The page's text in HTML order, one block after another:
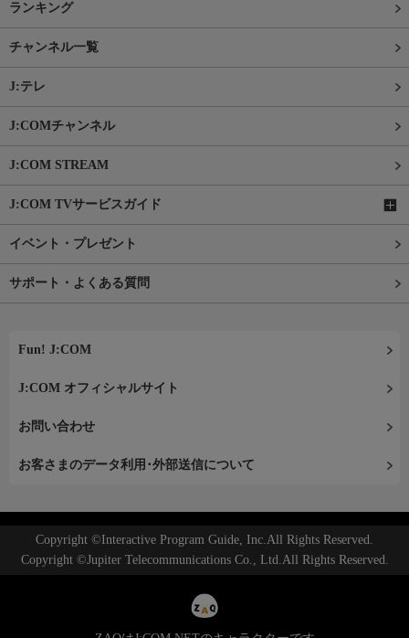
ランキング
チャンネル一覧
J:テレ
J:COMチャンネル
J:COM STREAM
J:COM TVサービスガイド
イベント・プレゼント
サポート・よくある質問
Fun! J:COM
J:COM オフィシャルサイト
お問い合わせ
お客さまのデータ利用･外部送信について
Copyright ©Interactive Program Guide, Inc.All Rights Reserved.
Copyright ©Jupiter Telecommunications Co., Ltd.All Rights Reserved.